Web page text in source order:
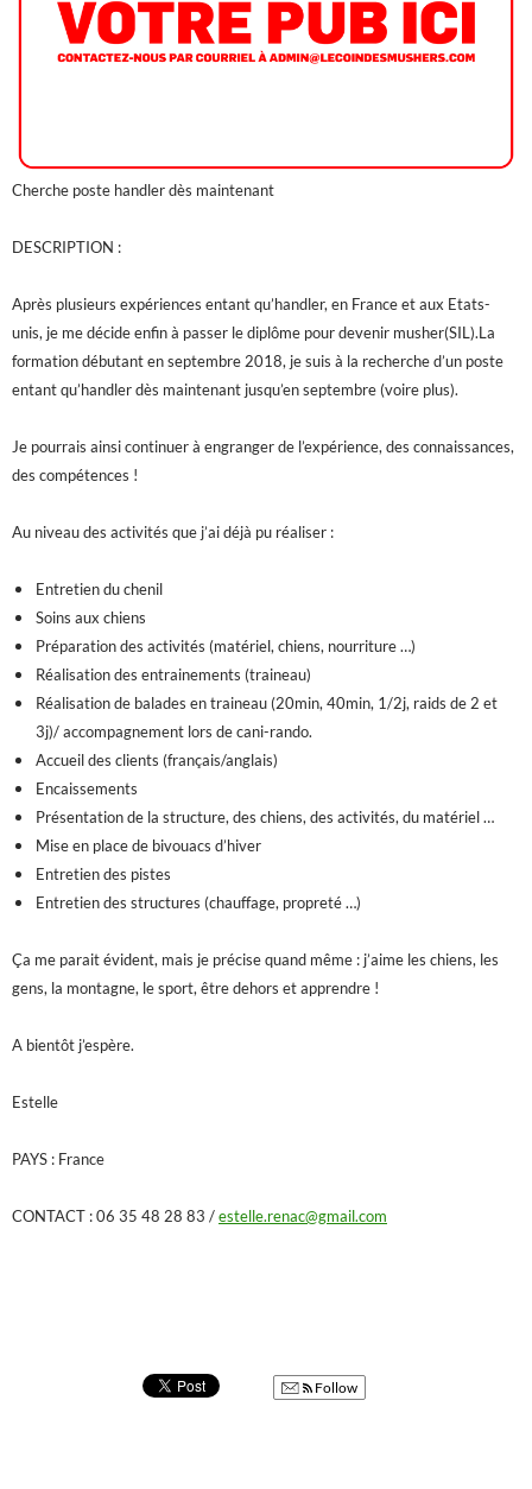
Cherche poste handler dès maintenant
DESCRIPTION :
Après plusieurs expériences entant qu’handler, en France et aux Etats-
unis, je me décide enfin à passer le diplôme pour devenir musher(SIL).La
formation débutant en septembre 2018, je suis à la recherche d’un poste
entant qu’handler dès maintenant jusqu’en septembre (voire plus).
Je pourrais ainsi continuer à engranger de l’expérience, des connaissances,
des compétences !
Au niveau des activités que j’ai déjà pu réaliser :
Entretien du chenil
Soins aux chiens
Préparation des activités (matériel, chiens, nourriture …)
Réalisation des entrainements (traineau)
Réalisation de balades en traineau (20min, 40min, 1/2j, raids de 2 et
3j)/ accompagnement lors de cani-rando.
Accueil des clients (français/anglais)
Encaissements
Présentation de la structure, des chiens, des activités, du matériel …
Mise en place de bivouacs d’hiver
Entretien des pistes
Entretien des structures (chauffage, propreté …)
Ça me parait évident, mais je précise quand même : j’aime les chiens, les
gens, la montagne, le sport, être dehors et apprendre !
A bientôt j’espère.
Estelle
PAYS : France
CONTACT : 06 35 48 28 83 /estelle.renac@gmail.com
Follow